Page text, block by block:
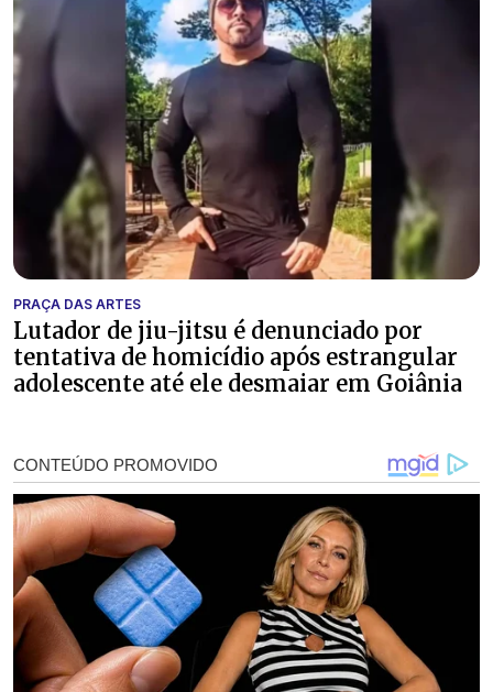
PRAÇA DAS ARTES
Lutador de jiu-jitsu é denunciado por
tentativa de homicídio após estrangular
adolescente até ele desmaiar em Goiânia